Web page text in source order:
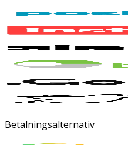
Betalningsalternativ